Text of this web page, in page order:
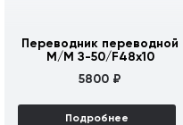
Переводник переводной
М/М З-50/F48х10
5800 ₽
Подробнее